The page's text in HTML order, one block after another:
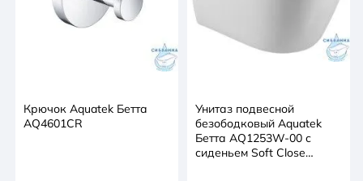
Крючок Aquatek Бетта
AQ4601CR
Унитаз подвесной
безободковый Aquatek
Бетта AQ1253W-00 с
сиденьем Soft Close